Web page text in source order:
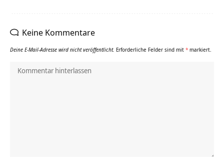
Keine Kommentare
Deine E-Mail-Adresse wird nicht veröffentlicht. Erforderliche Felder sind mit * markiert.